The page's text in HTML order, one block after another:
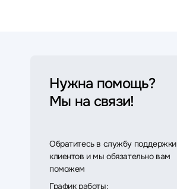
Нужна помощь?
Мы на связи!
Обратитесь в службу поддержки
клиентов и мы обязательно вам
поможем
График работы: